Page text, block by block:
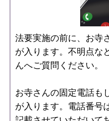
法要実施の前に、お寺
が入ります。不明点な
んへご質問ください。
お寺さんの固定電話も
が入ります。電話番号